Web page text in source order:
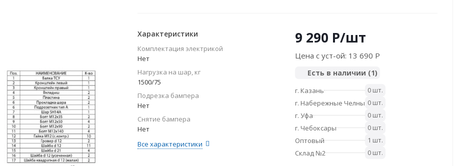
Характеристики
Комплектация электрикой
Нет
Нагрузка на шар, кг
1500/75
Подрезка бампера
Нет
Снятие бампера
Нет
Все характеристики
9 290 P/шт
Цена с уст-ой: 13 690 P
Есть в наличии (1)
г. Казань
0 шт.
г. Набережные Челны 0 шт.
г. Уфа
0 шт.
г. Чебоксары
0 шт.
Оптовый
1 шт.
Склад №2
0 шт.